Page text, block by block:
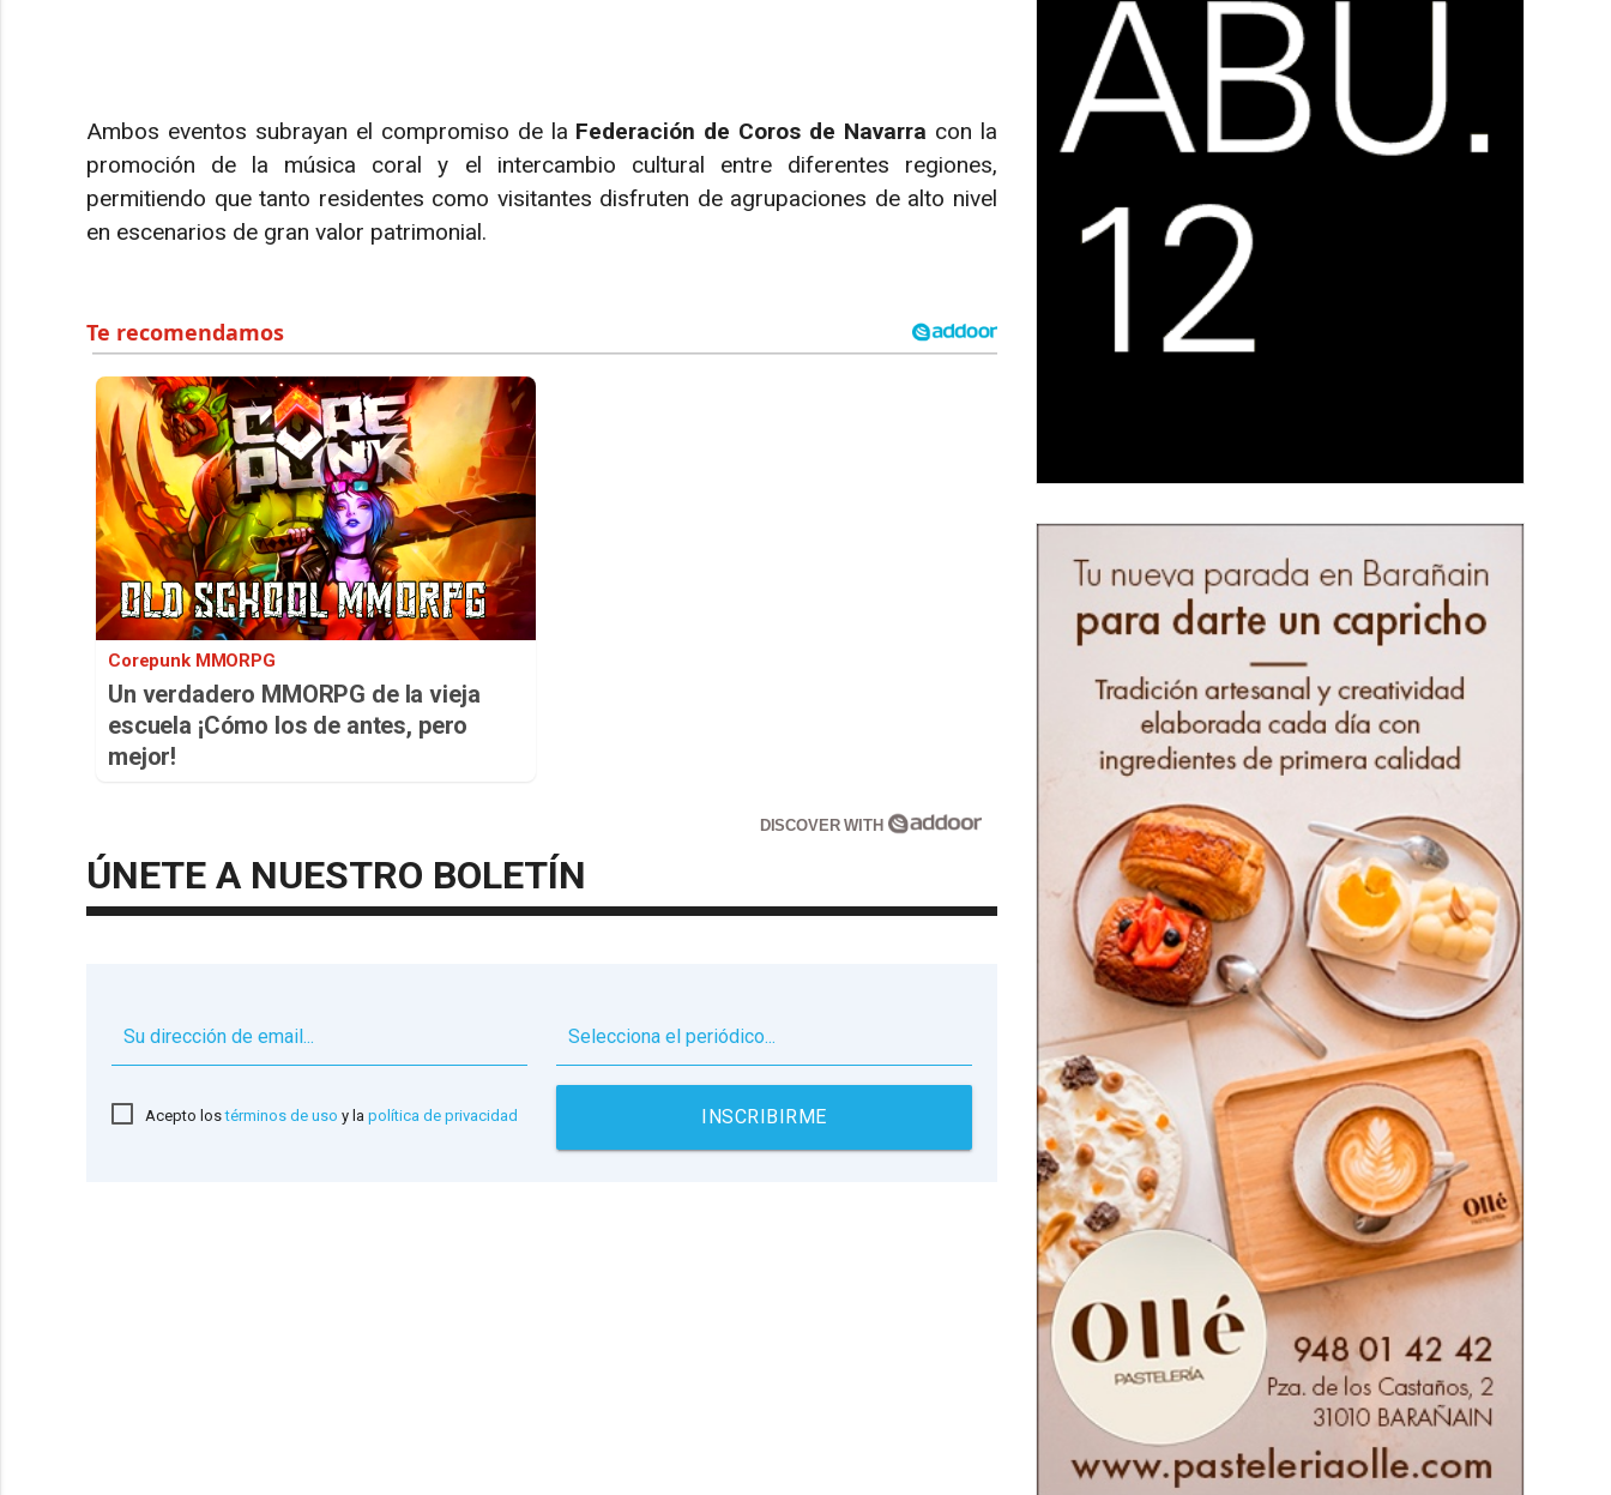
Ambos eventos subrayan el compromiso de la Federación de Coros de Navarra con la
promoción de la música coral y el intercambio cultural entre diferentes regiones,
permitiendo que tanto residentes como visitantes disfruten de agrupaciones de alto nivel
en escenarios de gran valor patrimonial.
Corepunk MMORPG
Un verdadero MMORPG de la vieja
escuela ¡Cómo los de antes, pero
mejor!
DISCOVER WITH
ÚNETE A NUESTRO BOLETÍN
Acepto lostérminos de uso y la política de privacidad INSCRIBIRME